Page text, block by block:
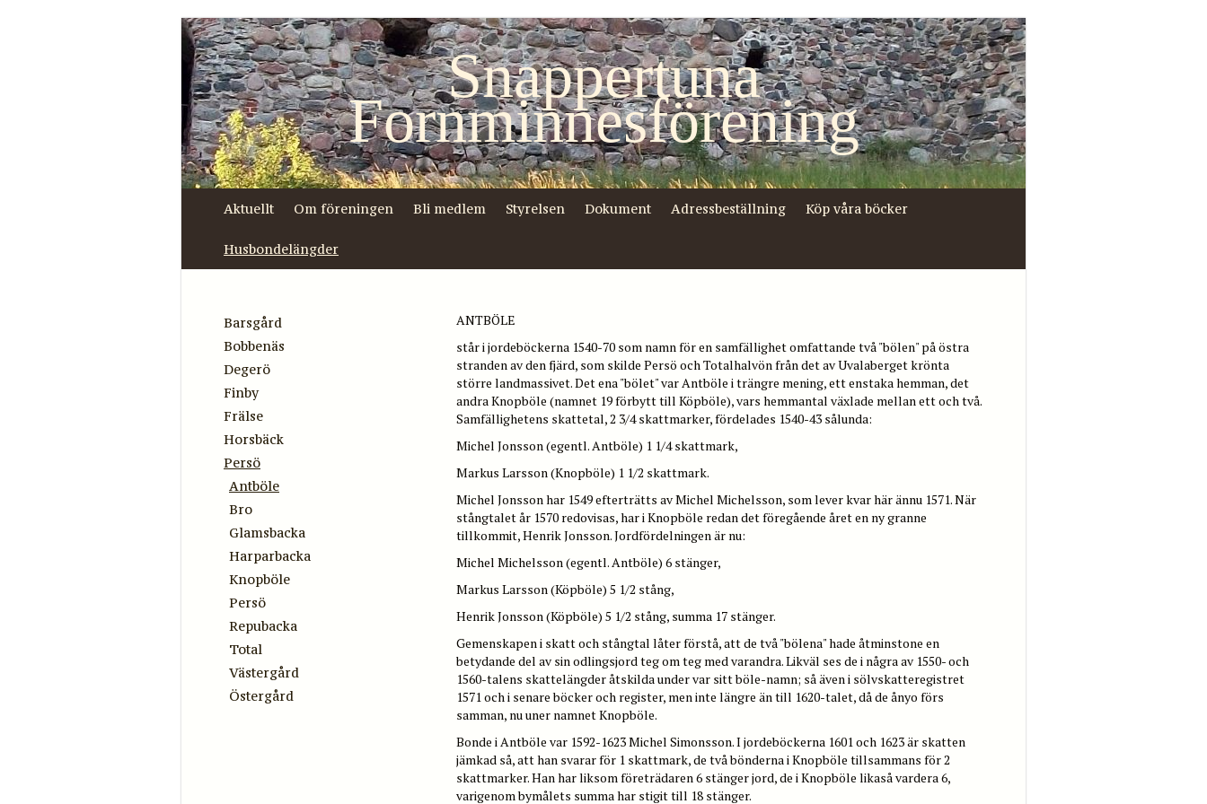
Snappertuna
Fornminnesförening
Aktuellt Om föreningen Bli medlem Styrelsen Dokument Adressbeställning Köp våra böcker
Husbondelängder
Barsgård
Bobbenäs
Degerö
Finby
Frälse
Horsbäck
Persö
Antböle
Bro
Glamsbacka
Harparbacka
Knopböle
Persö
Repubacka
Total
Västergård
Östergård
ANTBÖLE
står i jordeböckerna 1540-70 som namn för en samfällighet omfattande två "bölen" på östra
stranden av den fjärd, som skilde Persö och Totalhalvön från det av Uvalaberget krönta
större landmassivet. Det ena "bölet" var Antböle i trängre mening, ett enstaka hemman, det
andra Knopböle (namnet 19 förbytt till Köpböle), vars hemmantal växlade mellan ett och två.
Samfällighetens skattetal, 2 3/4 skattmarker, fördelades 1540-43 sålunda:
Michel Jonsson (egentl. Antböle) 1 1/4 skattmark,
Markus Larsson (Knopböle) 1 1/2 skattmark.
Michel Jonsson har 1549 efterträtts av Michel Michelsson, som lever kvar här ännu 1571. När
stångtalet år 1570 redovisas, har i Knopböle redan det föregående året en ny granne
tillkommit, Henrik Jonsson. Jordfördelningen är nu:
Michel Michelsson (egentl. Antböle) 6 stänger,
Markus Larsson (Köpböle) 5 1/2 stång,
Henrik Jonsson (Köpböle) 5 1/2 stång, summa 17 stänger.
Gemenskapen i skatt och stångtal låter förstå, att de två "bölena" hade åtminstone en
betydande del av sin odlingsjord teg om teg med varandra. Likväl ses de i några av 1550- och
1560-talens skattelängder åtskilda under var sitt böle-namn; så även i sölvskatteregistret
1571 och i senare böcker och register, men inte längre än till 1620-talet, då de ånyo förs
samman, nu uner namnet Knopböle.
Bonde i Antböle var 1592-1623 Michel Simonsson. I jordeböckerna 1601 och 1623 är skatten
jämkad så, att han svarar för 1 skattmark, de två bönderna i Knopböle tillsammans för 2
skattmarker. Han har liksom företrädaren 6 stänger jord, de i Knopböle likaså vardera 6,
varigenom bymålets summa har stigit till 18 stänger.